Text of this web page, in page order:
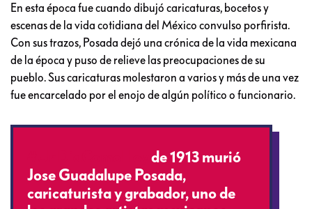
En esta época fue cuando dibujó caricaturas, bocetos y
escenas de la vida cotidiana del México convulso porfirista.
Con sus trazos, Posada dejó una crónica de la vida mexicana
de la época y puso de relieve las preocupaciones de su
pueblo. Sus caricaturas molestaron a varios y más de una vez
fue encarcelado por el enojo de algún político o funcionario.
de 1913 murió
Jose Guadalupe Posada,
caricaturista y grabador, uno de